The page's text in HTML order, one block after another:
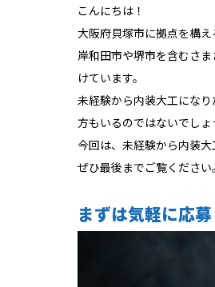
こんにちは！
大阪府貝塚市に拠点を構え
岸和田市や堺市を含むさ
けています。
未経験から内装大工にな
方もいるのではないでしょ
今回は、未経験から内装大
ぜひ最後までご覧ください。
まずは気軽に応